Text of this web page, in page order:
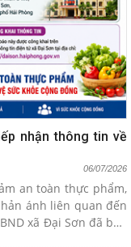
nhận thông tin về
06/07/2026
an toàn thực phẩm,
ánh liên quan đến
xã Đại Sơn đã ban